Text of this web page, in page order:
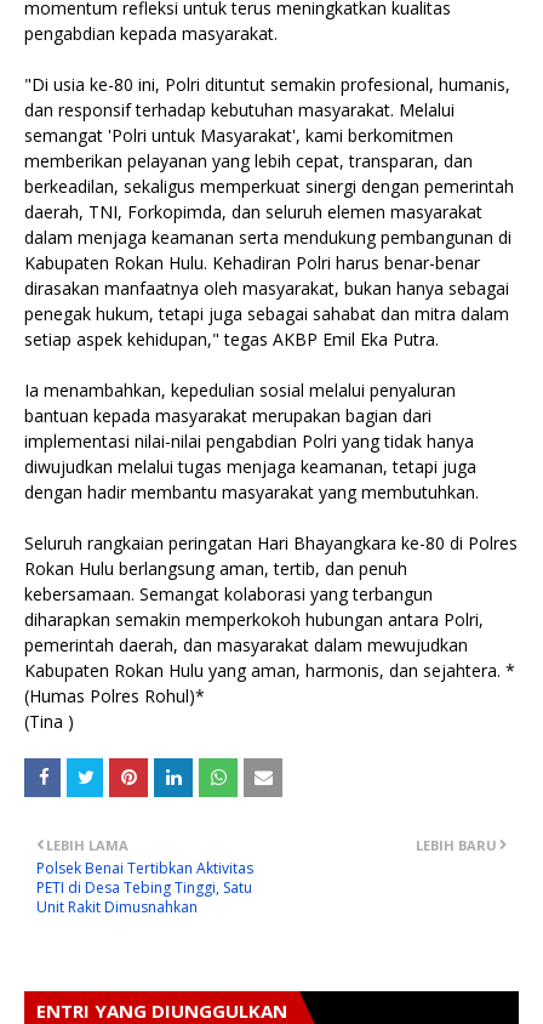
momentum refleksi untuk terus meningkatkan kualitas
pengabdian kepada masyarakat.
"Di usia ke-80 ini, Polri dituntut semakin profesional, humanis,
dan responsif terhadap kebutuhan masyarakat. Melalui
semangat 'Polri untuk Masyarakat', kami berkomitmen
memberikan pelayanan yang lebih cepat, transparan, dan
berkeadilan, sekaligus memperkuat sinergi dengan pemerintah
daerah, TNI, Forkopimda, dan seluruh elemen masyarakat
dalam menjaga keamanan serta mendukung pembangunan di
Kabupaten Rokan Hulu. Kehadiran Polri harus benar-benar
dirasakan manfaatnya oleh masyarakat, bukan hanya sebagai
penegak hukum, tetapi juga sebagai sahabat dan mitra dalam
setiap aspek kehidupan," tegas AKBP Emil Eka Putra.
Ia menambahkan, kepedulian sosial melalui penyaluran
bantuan kepada masyarakat merupakan bagian dari
implementasi nilai-nilai pengabdian Polri yang tidak hanya
diwujudkan melalui tugas menjaga keamanan, tetapi juga
dengan hadir membantu masyarakat yang membutuhkan.
Seluruh rangkaian peringatan Hari Bhayangkara ke-80 di Polres
Rokan Hulu berlangsung aman, tertib, dan penuh
kebersamaan. Semangat kolaborasi yang terbangun
diharapkan semakin memperkokoh hubungan antara Polri,
pemerintah daerah, dan masyarakat dalam mewujudkan
Kabupaten Rokan Hulu yang aman, harmonis, dan sejahtera. *
(Humas Polres Rohul)*
(Tina )
LEBIH BARU
LEBIH LAMA
Polsek Benai Tertibkan Aktivitas
PETI di Desa Tebing Tinggi, Satu
Unit Rakit Dimusnahkan
ENTRI YANG DIUNGGULKAN